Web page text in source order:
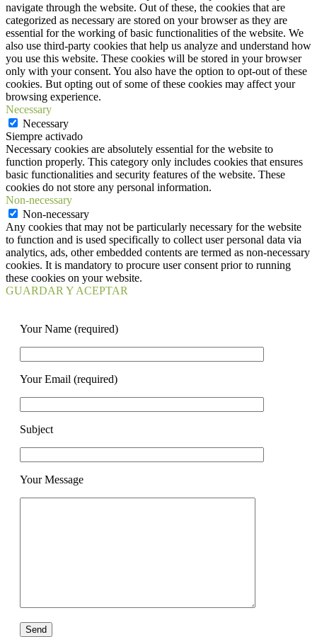
navigate through the website. Out of these, the cookies that are
categorized as necessary are stored on your browser as they are
essential for the working of basic functionalities of the website. We
also use third-party cookies that help us analyze and understand how
you use this website. These cookies will be stored in your browser
only with your consent. You also have the option to opt-out of these
cookies. But opting out of some of these cookies may affect your
browsing experience.
Necessary
Necessary
Siempre activado
Necessary cookies are absolutely essential for the website to
function properly. This category only includes cookies that ensures
basic functionalities and security features of the website. These
cookies do not store any personal information.
Non-necessary
Non-necessary
Any cookies that may not be particularly necessary for the website
to function and is used specifically to collect user personal data via
analytics, ads, other embedded contents are termed as non-necessary
cookies. It is mandatory to procure user consent prior to running
these cookies on your website.
GUARDAR Y ACEPTAR
Your Name (required)
Your Email (required)
Subject
Your Message